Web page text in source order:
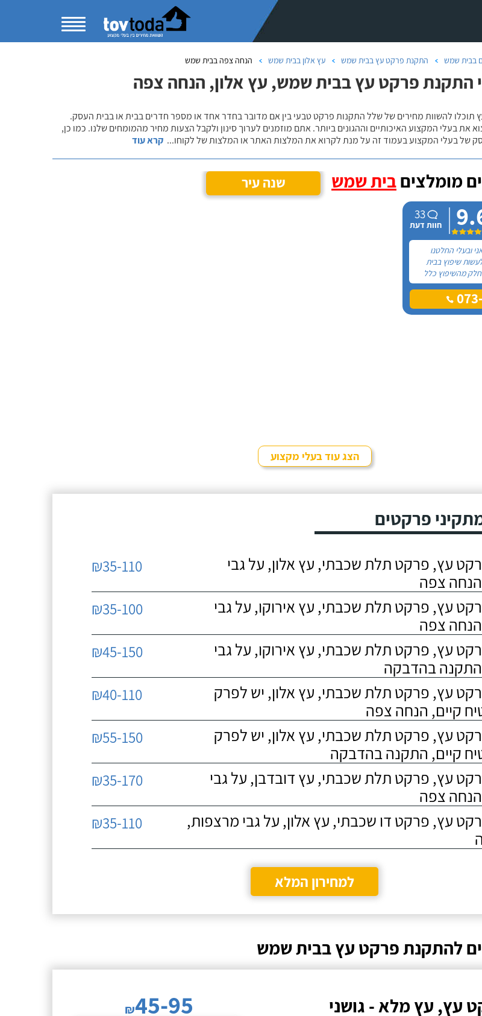
בבית שמש התקנת פרקט עץ בבית שמש עץ אלון בבית שמש הנחה צפה בבית שמש
התקנת פרקט עץ בבית שמש, עץ אלון, הנחה צפה
תוכלו להשוות מחירים של שלל התקנות פרקט טבעי בין אם מדובר בחדר אחד או מספר חדרים בבית או בבית העסק.
את בעלי המקצוע האיכותיים וההגונים ביותר. אתם מוזמנים לערוך סינון ולקבל הצעות מחיר מהמומחים שלנו. כמו כן,
של בעלי המקצוע בעמוד זה על מנת לקרוא את המלצות האתר או המלצות של לקוחו... קרא עוד
מומלציםבית שמש שנה עיר
33
חוות דעת
ובעלי החלטנו
שיפוץ בבית
מהשיפוץ כלל
למינציה שיותקן
מעל הריצוף (הישן)
קנינו את
הצג עוד בעלי מקצוע
פרקטים
עץ, פרקט תלת שכבתי, עץ אלון, על גבי
צפה
₪35-110
עץ, פרקט תלת שכבתי, עץ אירוקו, על גבי
צפה
₪35-100
עץ, פרקט תלת שכבתי, עץ אירוקו, על גבי
בהדבקה
₪45-150
עץ, פרקט תלת שכבתי, עץ אלון, יש לפרק
קיים, הנחה צפה
₪40-110
עץ, פרקט תלת שכבתי, עץ אלון, יש לפרק
קיים, התקנה בהדבקה
₪55-150
עץ, פרקט תלת שכבתי, עץ דובדבן, על גבי
צפה
₪35-170
עץ, פרקט דו שכבתי, עץ אלון, על גבי מרצפות,
₪35-110
למחירון המלא
להתקנת פרקט עץ בבית שמש
עץ, עץ מלא - גושני ₪45-95